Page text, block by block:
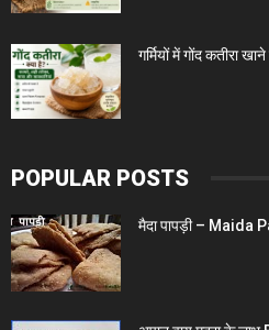
गर्मियों में गोंद कतीरा
POPULAR POSTS
मैदा पापड़ी – Maida